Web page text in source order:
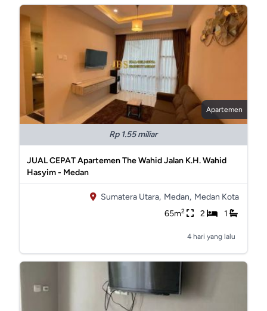
Apartemen
Rp 1.55 miliar
JUAL CEPAT Apartemen The Wahid Jalan K.H. Wahid
Hasyim - Medan
Sumatera Utara, Medan, Medan Kota
65m2 2 1
4 hari yang lalu